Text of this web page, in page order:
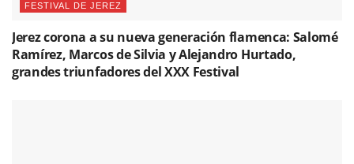
FESTIVAL DE JEREZ
Jerez corona a su nueva generación flamenca: Salomé
Ramírez, Marcos de Silvia y Alejandro Hurtado,
grandes triunfadores del XXX Festival